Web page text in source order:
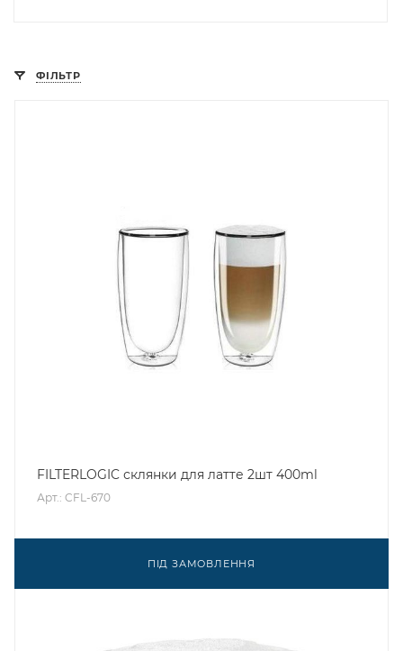
ФІЛЬТР
FILTERLOGIC склянки для латте 2шт 400ml
Арт.: CFL-670
ПІД ЗАМОВЛЕННЯ